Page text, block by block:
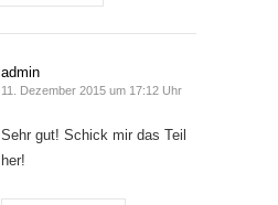
admin
11. Dezember 2015 um 17:12 Uhr
Sehr gut! Schick mir das Teil
her!